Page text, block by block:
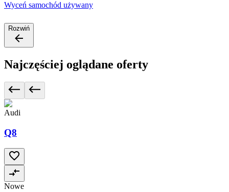
Wyceń samochód używany
Rozwiń
Najczęściej oglądane oferty
Audi
Q8
Nowe